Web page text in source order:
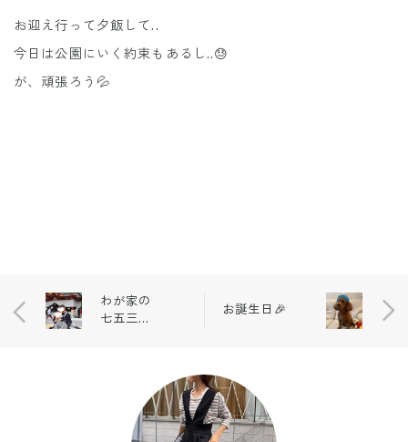
お迎え行って夕飯して..
今日は公園にいく約束もあるし..😓
が、頑張ろう💦
わが家の
七五三
お誕生日🎉